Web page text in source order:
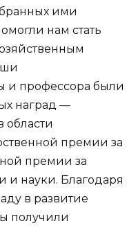
ими
нам стать
и профессора были
наград —
области
премии за
премии за
и науки. Благодаря
в развитие
получили